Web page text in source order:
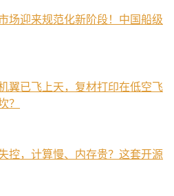
场迎来规范化新阶段！中国船级
翼已飞上天，复材打印在低空飞
？
控，计算慢、内存贵？这套开源